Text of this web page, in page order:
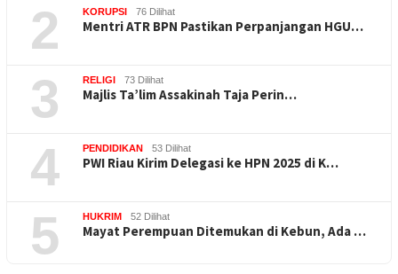
2 KORUPSI 76 Dilihat
Mentri ATR BPN Pastikan Perpanjangan HGU…
3 RELIGI 73 Dilihat
Majlis Ta’lim Assakinah Taja Perin…
4 PENDIDIKAN 53 Dilihat
PWI Riau Kirim Delegasi ke HPN 2025 di K…
5 HUKRIM 52 Dilihat
Mayat Perempuan Ditemukan di Kebun, Ada …